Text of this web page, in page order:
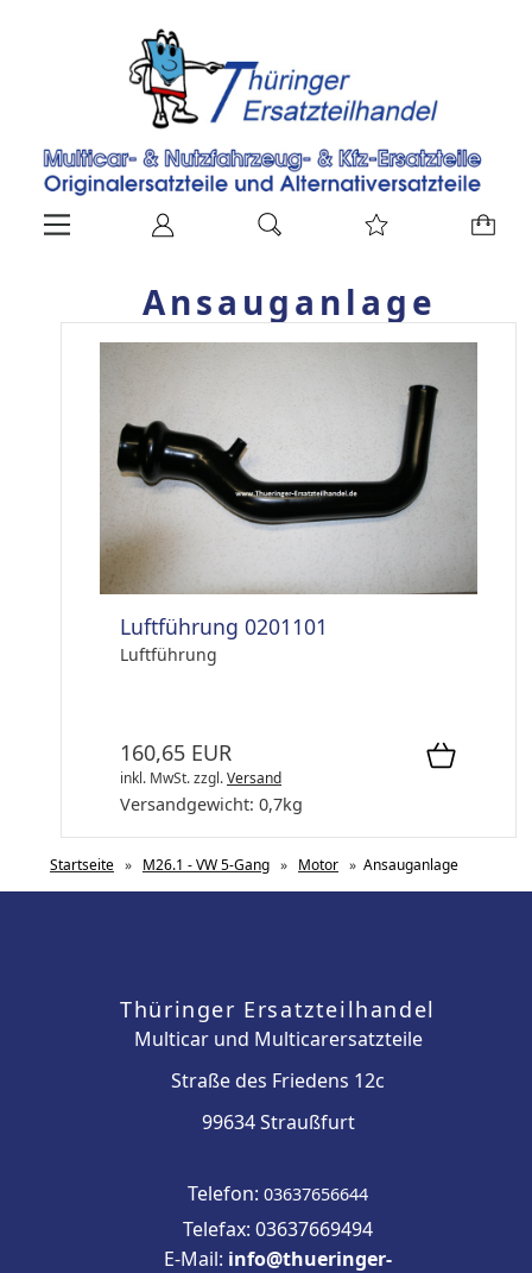
Ansauganlage
Luftführung 0201101
Luftführung
160,65 EUR
inkl. MwSt.zzgl.Versand
Versandgewicht: 0,7kg
Startseite » M26.1 - VW 5-Gang » Motor » Ansauganlage
Thüringer Ersatzteilhandel
Multicar und Multicarersatzteile
Straße des Friedens 12c
99634 Straußfurt
Telefon: 03637656644
Telefax: 03637669494
E-Mail: info@thueringer-